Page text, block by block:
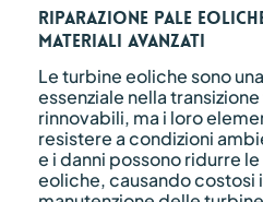
procedure
e
materiali
avanzati
Riparazione pale
materiali avanzati
Le turbine eoliche sono
essenziale nella
rinnovabili, ma i loro
resistere a condizioni
e i danni possono ridurre
eoliche, causando costosi